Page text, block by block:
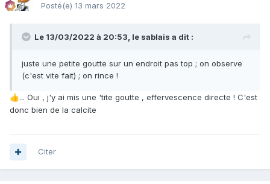
Posté(e) 13 mars 2022
Le 13/03/2022 à 20:53, le sablais a dit :
juste une petite goutte sur un endroit pas top ; on observe
(c'est vite fait) ; on rince !
👍... Oui , j'y ai mis une 'tite goutte , effervescence directe ! C'est
donc bien de la calcite
Citer